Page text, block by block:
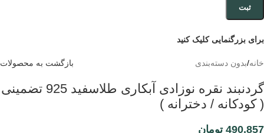
ثبت
برای بزرگنمایی کلیک کنید
خانه/بدون دسته‌بندی بازگشت به محصولات
گردنبند نقره نوزادی آبکاری طلاسفید 925 تضمینی
( کودکانه / دخترانه )
490,857 تومان